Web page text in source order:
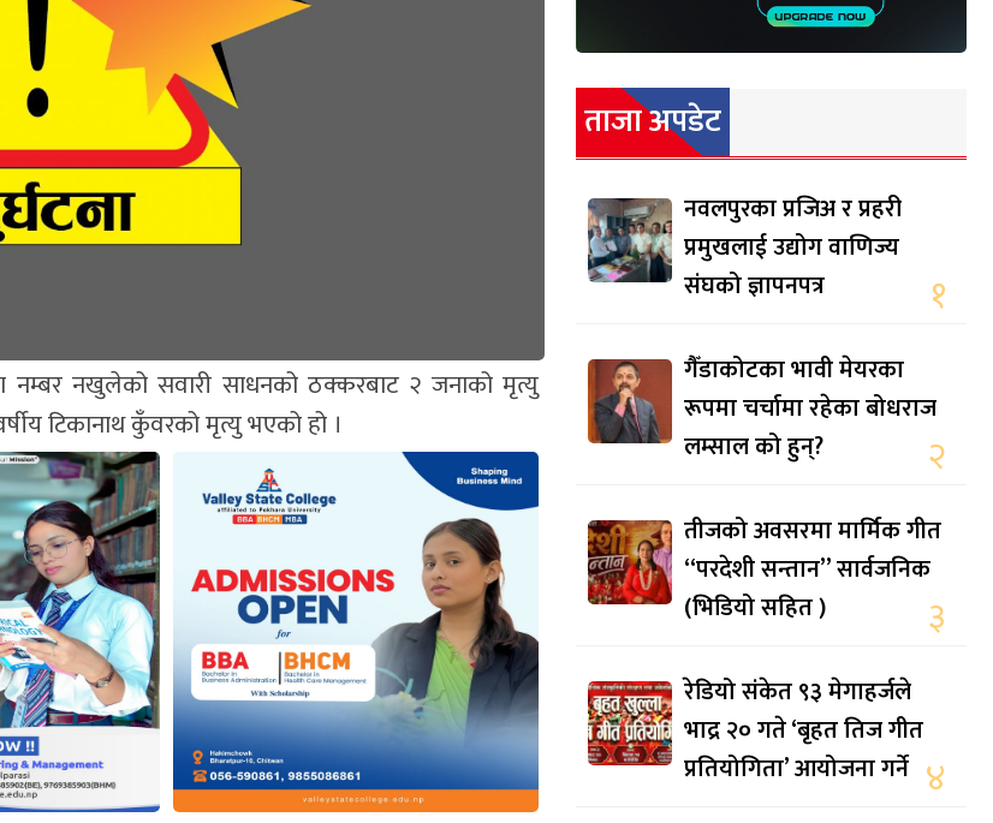
नम्बर नखुलेको सवारी साधनको ठक्करबाट २ जनाको मृत्यु
टिकानाथ कुँवरको मृत्यु भएको हो ।
ताजा अपडेट
नवलपुरका प्रजिअ र प्रहरी
प्रमुखलाई उद्योग वाणिज्य
संघको ज्ञापनपत्र
१
गैँडाकोटका भावी मेयरका
रूपमा चर्चामा रहेका बोधराज
लम्साल को हुन्?
२
तीजको अवसरमा मार्मिक गीत
“परदेशी सन्तान” सार्वजनिक
(भिडियो सहित )
३
रेडियो संकेत ९३ मेगाहर्जले
भाद्र २० गते ‘बृहत तिज गीत
प्रतियोगिता’ आयोजना गर्ने ४